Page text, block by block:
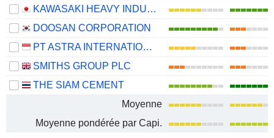
KAWASAKI HEAVY INDUSTRIES, LTD.
DOOSAN CORPORATION
PT ASTRA INTERNATIONAL TBK
SMITHS GROUP PLC
THE SIAM CEMENT
Moyenne
Moyenne pondérée par Capi.